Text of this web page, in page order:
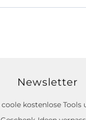
Newsletter
kostenlose Tools